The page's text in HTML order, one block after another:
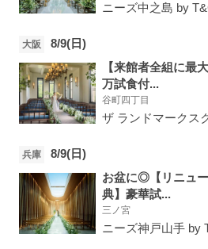
ニーズ中之島 by
大阪
8/9(日)
【来館者全組に最
万試食付...
谷町四丁目
兵庫
8/9(日)
お盆に◎【リニュ
典】豪華試...
三ノ宮
ニーズ神戸山手 by